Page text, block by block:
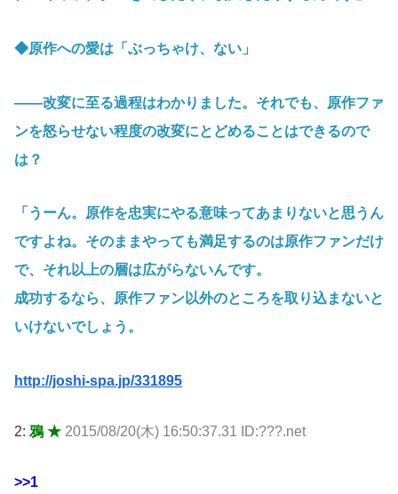
◆原作への愛は「ぶっちゃけ、ない」
――改変に至る過程はわかりました。それでも、原作ファ
ンを怒らせない程度の改変にとどめることはできるので
は？
「うーん。原作を忠実にやる意味ってあまりないと思うん
ですよね。そのままやっても満足するのは原作ファンだけ
で、それ以上の層は広がらないんです。
成功するなら、原作ファン以外のところを取り込まないと
いけないでしょう。
http://joshi-spa.jp/331895
2: 鴉 ★ 2015/08/20(木) 16:50:37.31 ID:???.net
>>1